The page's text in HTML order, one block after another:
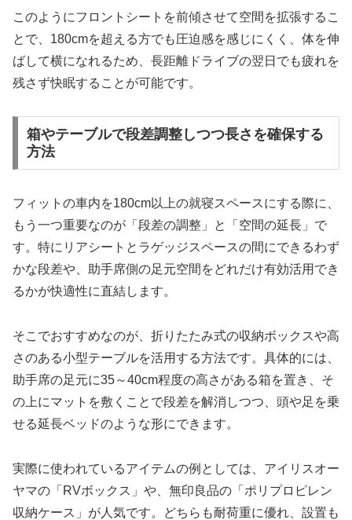
このようにフロントシートを前傾させて空間を拡張するこ
とで、180cmを超える方でも圧迫感を感じにくく、体を伸
ばして横になれるため、長距離ドライブの翌日でも疲れを
残さず快眠することが可能です。
箱やテーブルで段差調整しつつ長さを確保する
方法
フィットの車内を180cm以上の就寝スペースにする際に、
もう一つ重要なのが「段差の調整」と「空間の延長」で
す。特にリアシートとラゲッジスペースの間にできるわず
かな段差や、助手席側の足元空間をどれだけ有効活用でき
るかが快適性に直結します。
そこでおすすめなのが、折りたたみ式の収納ボックスや高
さのある小型テーブルを活用する方法です。具体的には、
助手席の足元に35～40cm程度の高さがある箱を置き、そ
の上にマットを敷くことで段差を解消しつつ、頭や足を乗
せる延長ベッドのような形にできます。
実際に使われているアイテムの例としては、アイリスオー
ヤマの「RVボックス」や、無印良品の「ポリプロピレン
収納ケース」が人気です。どちらも耐荷重に優れ、設置も